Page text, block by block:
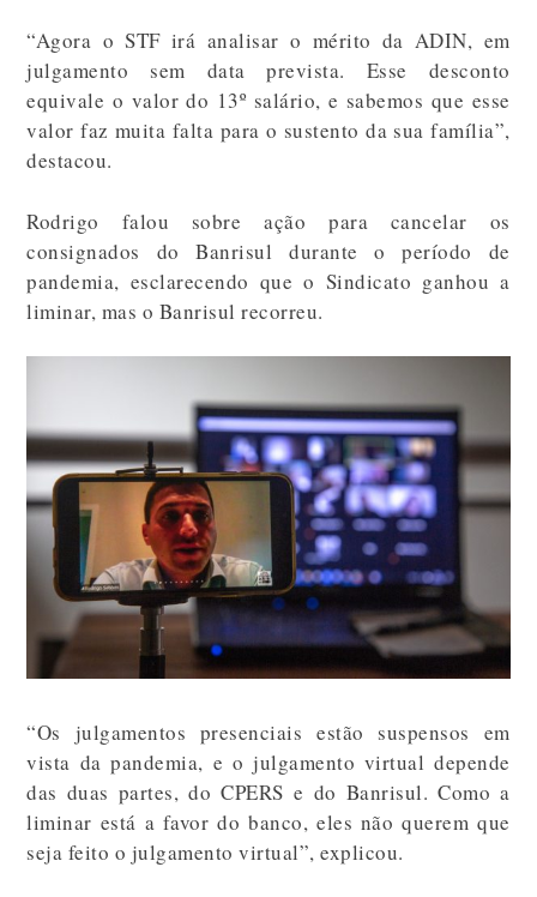
“Agora o STF irá analisar o mérito da ADIN, em
julgamento sem data prevista. Esse desconto
equivale o valor do 13º salário, e sabemos que esse
valor faz muita falta para o sustento da sua família”,
destacou.
Rodrigo falou sobre ação para cancelar os
consignados do Banrisul durante o período de
pandemia, esclarecendo que o Sindicato ganhou a
liminar, mas o Banrisul recorreu.
“Os julgamentos presenciais estão suspensos em
vista da pandemia, e o julgamento virtual depende
das duas partes, do CPERS e do Banrisul. Como a
liminar está a favor do banco, eles não querem que
seja feito o julgamento virtual”, explicou.